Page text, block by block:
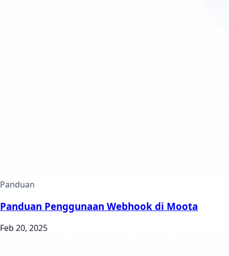
Panduan
Panduan Penggunaan Webhook di Moota
Feb 20, 2025